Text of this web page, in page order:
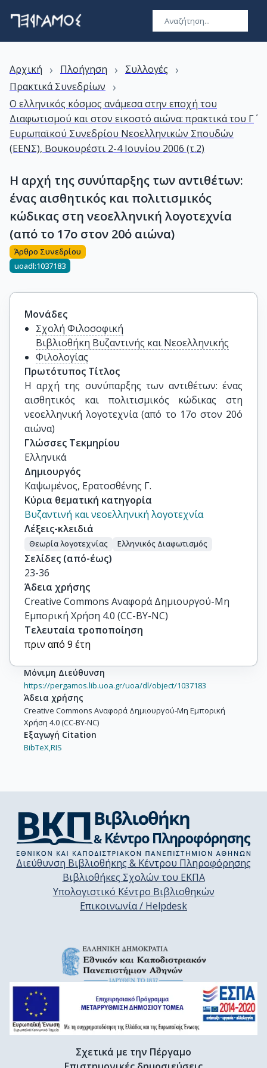
Αρχική › Πλοήγηση › Συλλογές ›
Πρακτικά Συνεδρίων ›
Ο ελληνικός κόσμος ανάμεσα στην εποχή του
Διαφωτισμού και στον εικοστό αιώνα: πρακτικά του Γ΄
Ευρωπαϊκού Συνεδρίου Νεοελληνικών Σπουδών
(ΕΕΝΣ), Βουκουρέστι 2-4 Ιουνίου 2006 (τ.2)
Η αρχή της συνύπαρξης των αντιθέτων:
ένας αισθητικός και πολιτισμικός
κώδικας στη νεοελληνική λογοτεχνία
(από το 17ο στον 20ό αιώνα)
Άρθρο Συνεδρίου
uoadl:1037183
Μονάδες
Σχολή Φιλοσοφική
Βιβλιοθήκη Βυζαντινής και Νεοελληνικής
Φιλολογίας
Πρωτότυπος Τίτλος
Η αρχή της συνύπαρξης των αντιθέτων: ένας
αισθητικός και πολιτισμικός κώδικας στη
νεοελληνική λογοτεχνία (από το 17ο στον 20ό
αιώνα)
Γλώσσες Τεκμηρίου
Ελληνικά
Δημιουργός
Καψωμένος, Ερατοσθένης Γ.
Κύρια θεματική κατηγορία
Βυζαντινή και νεοελληνική λογοτεχνία
Λέξεις-κλειδιά
Θεωρία λογοτεχνίας Ελληνικός Διαφωτισμός
Σελίδες (από-έως)
23-36
Άδεια χρήσης
Creative Commons Αναφορά Δημιουργού-Μη
Εμπορική Χρήση 4.0 (CC-BY-NC)
Τελευταία τροποποίηση
πριν από 9 έτη
Μόνιμη Διεύθυνση
https://pergamos.lib.uoa.gr/uoa/dl/object/1037183
Άδεια χρήσης
Creative Commons Αναφορά Δημιουργού-Μη Εμπορική
Χρήση 4.0 (CC-BY-NC)
Εξαγωγή Citation
BibTeX,RIS
Διεύθυνση Βιβλιοθήκης & Κέντρου Πληροφόρησης
Βιβλιοθήκες Σχολών του ΕΚΠΑ
Υπολογιστικό Κέντρο Βιβλιοθηκών
Επικοινωνία / Helpdesk
Σχετικά με την Πέργαμο